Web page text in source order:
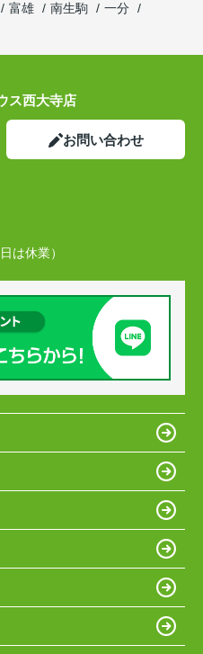
富雄 南生駒
一分
ス西大寺店
お問い合わせ
は休業）